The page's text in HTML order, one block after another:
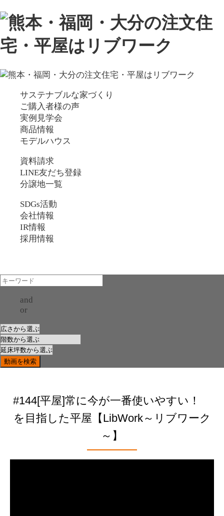
サステナブルな家づくり
ご購入者様の声
実例見学会
商品情報
モデルハウス
資料請求
LINE友だち登録
分譲地一覧
SDGs活動
会社情報
IR情報
採用情報
and
or
#144[平屋]常に今が一番使いやすい！
を目指した平屋【LibWork～リブワーク
～】